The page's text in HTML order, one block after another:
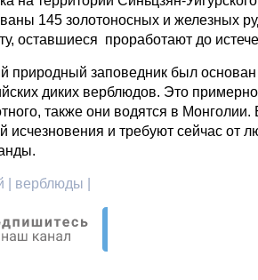
145 золотоносных и железных
оставшиеся проработают до
природный заповедник был основан
диких верблюдов. Это
также они водятся в
исчезновения и требуют сейчас
| верблюды |